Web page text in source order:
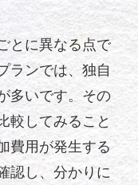
とに異なる点で
ランでは、独自
多いです。その
較してみること
費用が発生する
認し、分かりに